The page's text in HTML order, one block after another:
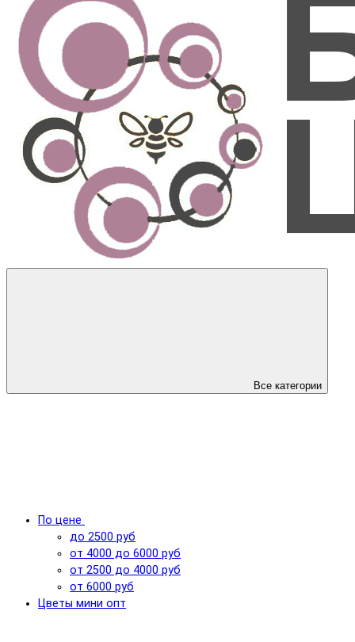
Все категории
По цене
до 2500 руб
от 4000 до 6000 руб
от 2500 до 4000 руб
от 6000 руб
Цветы мини опт